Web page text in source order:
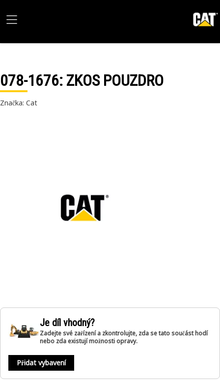
078-1676: ZKOS POUZDRO
Značka: Cat
Je díl vhodný?
Zadejte své zařízení a zkontrolujte, zda se tato součást hodí
nebo zda existují možnosti opravy.
Přidat vybavení